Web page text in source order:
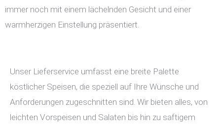
immer noch mit einem lächelnden Gesicht und einer
warmherzigen Einstellung präsentiert.
Unser Lieferservice umfasst eine breite Palette
köstlicher Speisen, die speziell auf Ihre Wünsche und
Anforderungen zugeschnitten sind. Wir bieten alles, von
leichten Vorspeisen und Salaten bis hin zu saftigem